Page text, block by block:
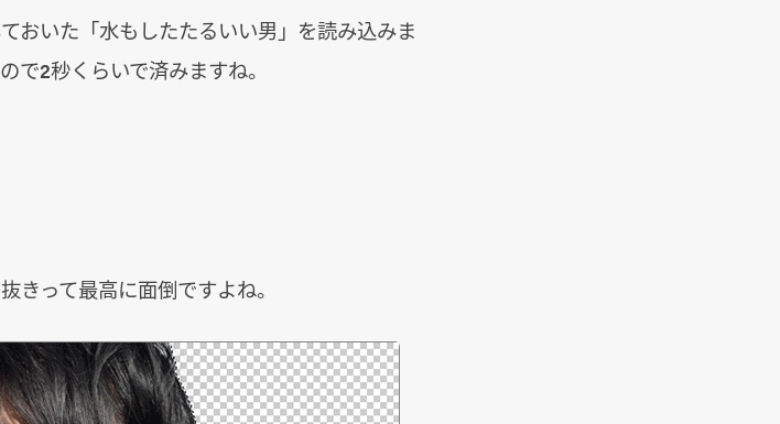
おいた「水もしたたるいい男」を読み込みま
で2秒くらいで済みますね。
きって最高に面倒ですよね。